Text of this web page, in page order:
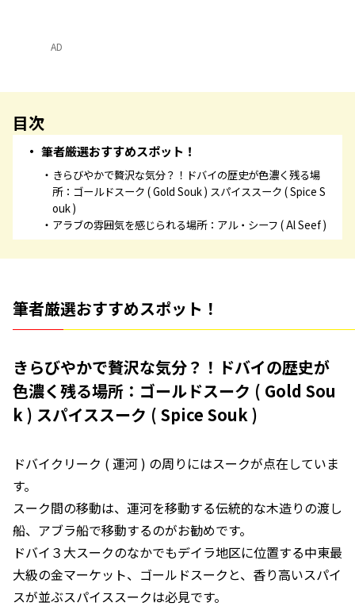
AD
目次
筆者厳選おすすめスポット！
きらびやかで贅沢な気分？！ドバイの歴史が色濃く残る場
所：ゴールドスーク ( Gold Souk ) スパイススーク ( Spice S
ouk )
アラブの雰囲気を感じられる場所：アル・シーフ ( Al Seef )
筆者厳選おすすめスポット！
きらびやかで贅沢な気分？！ドバイの歴史が
色濃く残る場所：ゴールドスーク ( Gold Sou
k ) スパイススーク ( Spice Souk )
ドバイクリーク ( 運河 ) の周りにはスークが点在していま
す。
スーク間の移動は、運河を移動する伝統的な木造りの渡し
船、アブラ船で移動するのがお勧めです。
ドバイ３大スークのなかでもデイラ地区に位置する中東最
大級の金マーケット、ゴールドスークと、香り高いスパイ
スが並ぶスパイススークは必見です。